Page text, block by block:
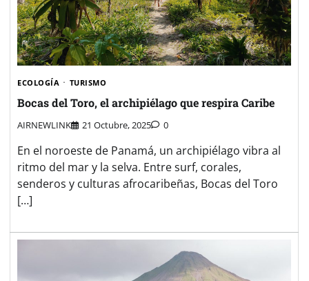
ECOLOGÍA TURISMO
Bocas del Toro, el archipiélago que respira Caribe
AIRNEWLINK 21 Octubre, 2025 0
En el noroeste de Panamá, un archipiélago vibra al
ritmo del mar y la selva. Entre surf, corales,
senderos y culturas afrocaribeñas, Bocas del Toro
[…]